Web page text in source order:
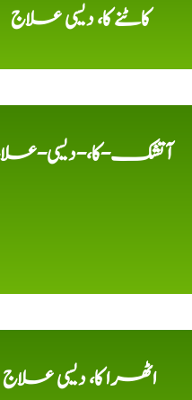
کاٹنے کا، دیسی علاج
آتشک-کا،-دیسی-
اٹھرا کا، دیسی علاج